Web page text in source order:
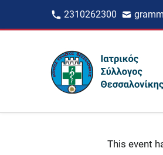
2310262300
This event